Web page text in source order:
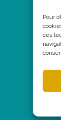
Pour
ces